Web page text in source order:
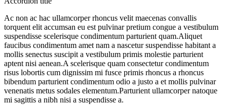
Ac non ac hac ullamcorper rhoncus velit maecenas convallis
torquent elit accumsan eu est pulvinar pretium congue a vestibulum
suspendisse scelerisque condimentum parturient quam.Aliquet
faucibus condimentum amet nam a nascetur suspendisse habitant a
mollis senectus suscipit a vestibulum primis molestie parturient
aptent nisi aenean.A scelerisque quam consectetur condimentum
risus lobortis cum dignissim mi fusce primis rhoncus a rhoncus
bibendum parturient condimentum odio a justo a et mollis pulvinar
venenatis metus sodales elementum.Parturient ullamcorper natoque
mi sagittis a nibh nisi a suspendisse a.